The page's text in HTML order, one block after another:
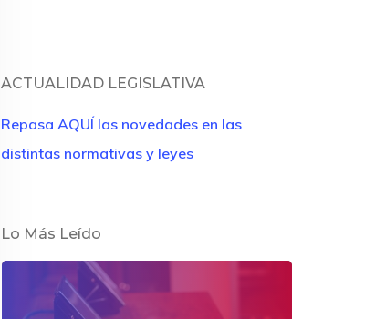
ACTUALIDAD LEGISLATIVA
Repasa AQUÍ las novedades en las
distintas normativas y leyes
Lo Más Leído